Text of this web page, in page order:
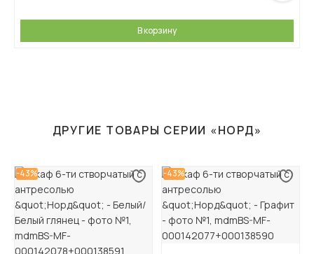
В корзину
ДРУГИЕ ТОВАРЫ СЕРИИ «НОРД»
-43% -43%